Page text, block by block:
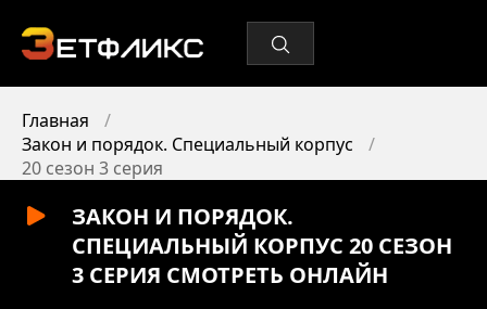
Главная
Закон и порядок. Специальный корпус
20 сезон 3 серия
ЗАКОН И ПОРЯДОК.
СПЕЦИАЛЬНЫЙ КОРПУС 20 СЕЗОН
3 СЕРИЯ СМОТРЕТЬ ОНЛАЙН